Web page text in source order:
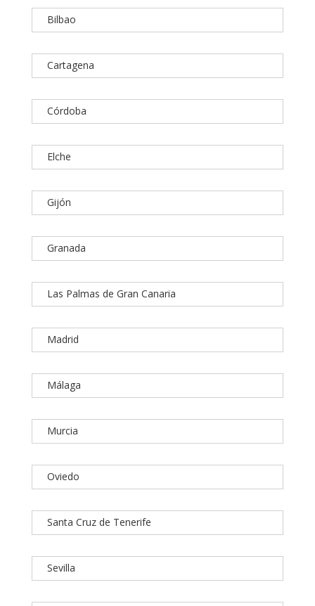
Bilbao
Cartagena
Córdoba
Elche
Gijón
Granada
Las Palmas de Gran Canaria
Madrid
Málaga
Murcia
Oviedo
Santa Cruz de Tenerife
Sevilla